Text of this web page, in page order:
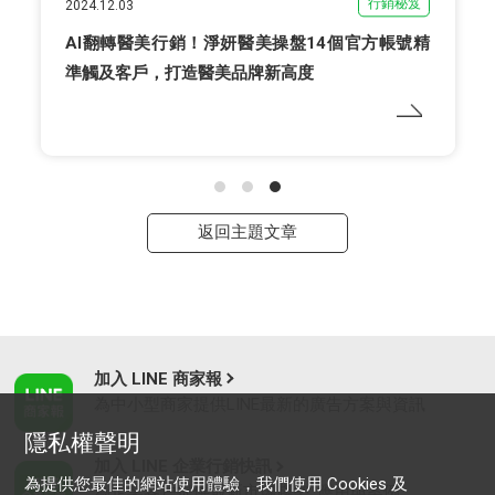
2024.12.03 行銷秘笈
AI翻轉醫美行銷！淨妍醫美操盤14個官方帳號精
準觸及客戶，打造醫美品牌新高度
返回主題文章
加入 LINE 商家報
隱私權聲明
為提供您最佳的網站使用體驗，我們使用 Cookies 及